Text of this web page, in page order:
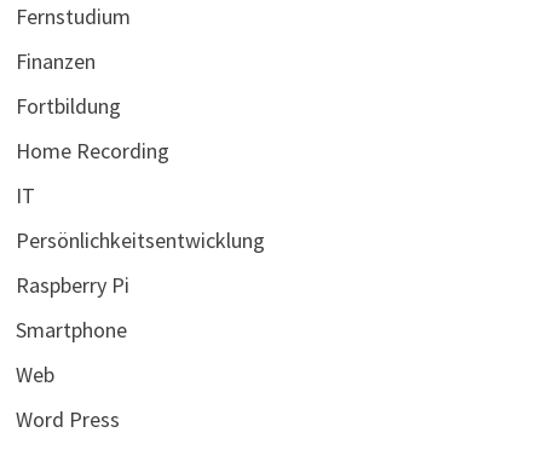
Fernstudium
Finanzen
Fortbildung
Home Recording
IT
Persönlichkeitsentwicklung
Raspberry Pi
Smartphone
Web
Word Press